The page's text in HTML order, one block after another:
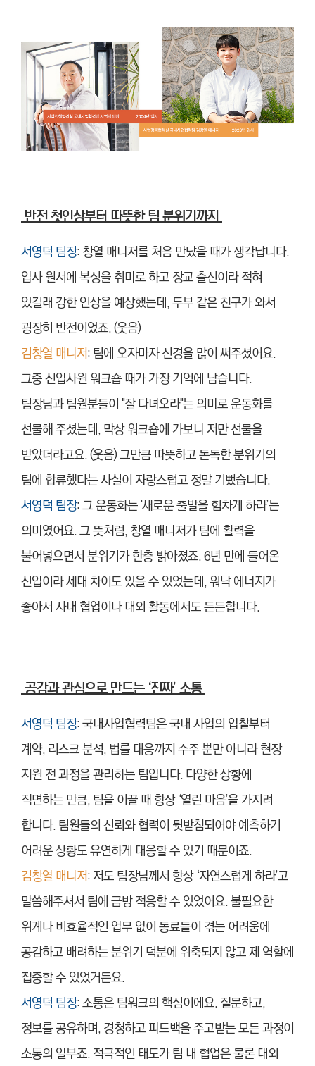
반전 첫인상부터 따뜻한 팀 분위기까지
서영덕 팀장: 창열 매니저를 처음 만났을 때가 생각납니다.
입사 원서에 복싱을 취미로 하고 장교 출신이라 적혀
있길래 강한 인상을 예상했는데, 두부 같은 친구가 와서
굉장히 반전이었죠. (웃음)
김창열 매니저: 팀에 오자마자 신경을 많이 써주셨어요.
그중 신입사원 워크숍 때가 가장 기억에 남습니다.
팀장님과 팀원분들이 "잘 다녀오라"는 의미로 운동화를
선물해 주셨는데, 막상 워크숍에 가보니 저만 선물을
받았더라고요. (웃음) 그만큼 따뜻하고 돈독한 분위기의
팀에 합류했다는 사실이 자랑스럽고 정말 기뻤습니다.
서영덕 팀장: 그 운동화는 '새로운 출발을 힘차게 하라’는
의미였어요. 그 뜻처럼, 창열 매니저가 팀에 활력을
불어넣으면서 분위기가 한층 밝아졌죠. 6년 만에 들어온
신입이라 세대 차이도 있을 수 있었는데, 워낙 에너지가
좋아서 사내 협업이나 대외 활동에서도 든든합니다.
공감과 관심으로 만드는 ‘진짜’ 소통
서영덕 팀장: 국내사업협력팀은 국내 사업의 입찰부터
계약, 리스크 분석, 법률 대응까지 수주 뿐만 아니라 현장
지원 전 과정을 관리하는 팀입니다. 다양한 상황에
직면하는 만큼, 팀을 이끌 때 항상 ‘열린 마음’을 가지려
합니다. 팀원들의 신뢰와 협력이 뒷받침되어야 예측하기
어려운 상황도 유연하게 대응할 수 있기 때문이죠.
김창열 매니저: 저도 팀장님께서 항상 ‘자연스럽게 하라’고
말씀해주셔서 팀에 금방 적응할 수 있었어요. 불필요한
위계나 비효율적인 업무 없이 동료들이 겪는 어려움에
공감하고 배려하는 분위기 덕분에 위축되지 않고 제 역할에
집중할 수 있었거든요.
서영덕 팀장: 소통은 팀워크의 핵심이에요. 질문하고,
정보를 공유하며, 경청하고 피드백을 주고받는 모든 과정이
소통의 일부죠. 적극적인 태도가 팀 내 협업은 물론 대외